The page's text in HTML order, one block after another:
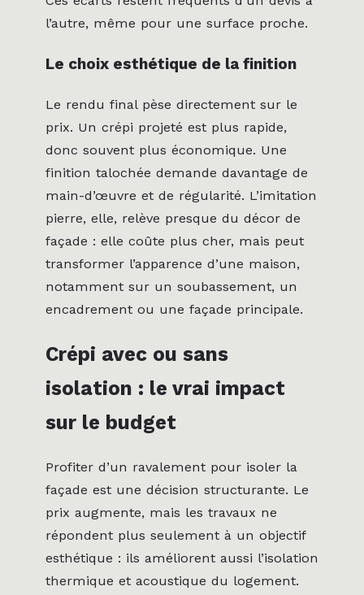
l’autre, même pour une surface proche.
Le choix esthétique de la finition
Le rendu final pèse directement sur le
prix. Un crépi projeté est plus rapide,
donc souvent plus économique. Une
finition talochée demande davantage de
main-d’œuvre et de régularité. L’imitation
pierre, elle, relève presque du décor de
façade : elle coûte plus cher, mais peut
transformer l’apparence d’une maison,
notamment sur un soubassement, un
encadrement ou une façade principale.
Crépi avec ou sans
isolation : le vrai impact
sur le budget
Profiter d’un ravalement pour isoler la
façade est une décision structurante. Le
prix augmente, mais les travaux ne
répondent plus seulement à un objectif
esthétique : ils améliorent aussi l’isolation
thermique et acoustique du logement.